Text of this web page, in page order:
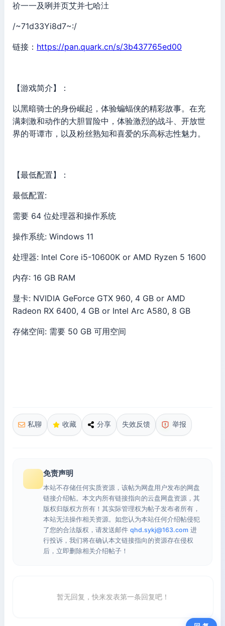
祄一一及咧并页艾并七哈汢
/~71d33Yi8d7~:/
链接： https://pan.quark.cn/s/3b437765ed00
【游戏简介】：
以黑暗骑士的身份崛起，体验蝙蝠侠的精彩故事。在充
满刺激和动作的大胆冒险中，体验激烈的战斗、开放世
界的哥谭市，以及粉丝熟知和喜爱的乐高标志性魅力。
【最低配置】：
最低配置:
需要 64 位处理器和操作系统
操作系统: Windows 11
处理器: Intel Core i5-10600K or AMD Ryzen 5 1600
内存: 16 GB RAM
显卡: NVIDIA GeForce GTX 960, 4 GB or AMD
Radeon RX 6400, 4 GB or Intel Arc A580, 8 GB
存储空间: 需要 50 GB 可用空间
私聊 收藏 分享 失效反馈 举报
免责声明
本站不存储任何实质资源，该帖为网盘用户发布的网盘
链接介绍帖。本文内所有链接指向的云盘网盘资源，其
版权归版权方所有！其实际管理权为帖子发布者所有，
本站无法操作相关资源。如您认为本站任何介绍帖侵犯
了您的合法版权，请发送邮件 qhd.sykj@163.com 进
行投诉，我们将在确认本文链接指向的资源存在侵权
后，立即删除相关介绍帖子！
暂无回复，快来发表第一条回复吧！